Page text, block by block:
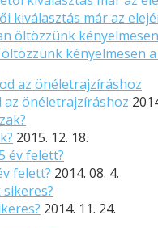
kiválasztás már az
kényelmesen
az önéletrajzíráshoz
2015. 12. 18.
felett? 2014. 08. 4.
2014. 11. 24.